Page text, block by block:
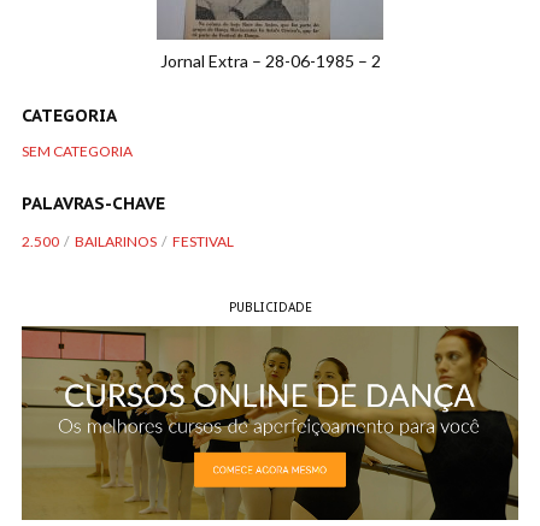
Jornal Extra – 28-06-1985 – 2
CATEGORIA
SEM CATEGORIA
PALAVRAS-CHAVE
2.500 BAILARINOS FESTIVAL
PUBLICIDADE